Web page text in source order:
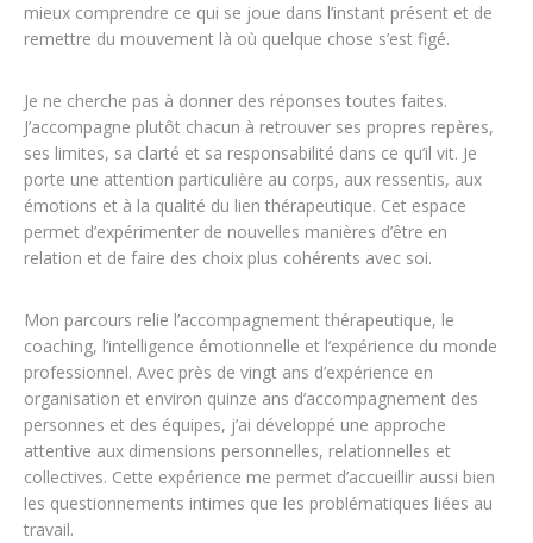
mieux comprendre ce qui se joue dans l’instant présent et de
remettre du mouvement là où quelque chose s’est figé.
Je ne cherche pas à donner des réponses toutes faites.
J’accompagne plutôt chacun à retrouver ses propres repères,
ses limites, sa clarté et sa responsabilité dans ce qu’il vit. Je
porte une attention particulière au corps, aux ressentis, aux
émotions et à la qualité du lien thérapeutique. Cet espace
permet d’expérimenter de nouvelles manières d’être en
relation et de faire des choix plus cohérents avec soi.
Mon parcours relie l’accompagnement thérapeutique, le
coaching, l’intelligence émotionnelle et l’expérience du monde
professionnel. Avec près de vingt ans d’expérience en
organisation et environ quinze ans d’accompagnement des
personnes et des équipes, j’ai développé une approche
attentive aux dimensions personnelles, relationnelles et
collectives. Cette expérience me permet d’accueillir aussi bien
les questionnements intimes que les problématiques liées au
travail.